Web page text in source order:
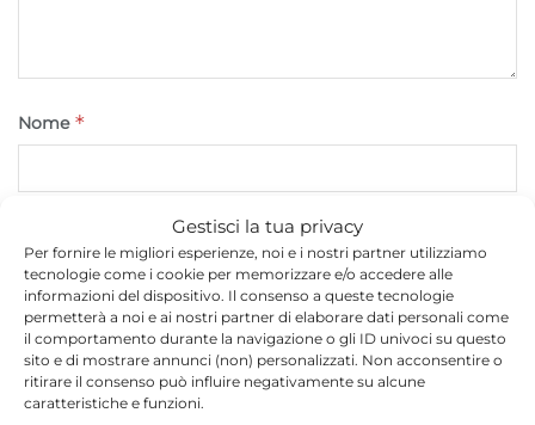
Gestisci la tua privacy
Per fornire le migliori esperienze, noi e i nostri partner utilizziamo
tecnologie come i cookie per memorizzare e/o accedere alle
informazioni del dispositivo. Il consenso a queste tecnologie
permetterà a noi e ai nostri partner di elaborare dati personali come
il comportamento durante la navigazione o gli ID univoci su questo
sito e di mostrare annunci (non) personalizzati. Non acconsentire o
ritirare il consenso può influire negativamente su alcune
caratteristiche e funzioni.
Nome *
Sito web